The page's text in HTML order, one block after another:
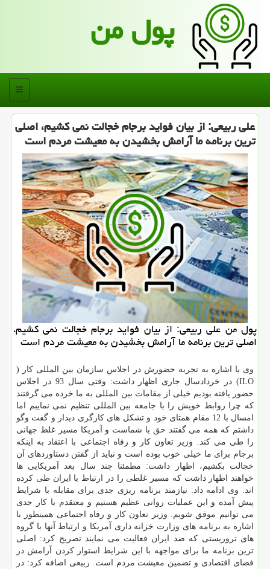
پول من
منو
علی ربیعی: از بیان فواید برجام خجالت نمی كشیم، اصلی
ترین برنامه ما آرامش بخشیدن به معیشت مردم است
پول من علی ربیعی: از بیان فواید برجام خجالت نمی كشیم،
اصلی ترین برنامه ما آرامش بخشیدن به معیشت مردم است
وی با اشاره به تجربه حضورش در اجلاس سازمان بین المللی كار (
ILO) در خردادسال جاری اظهار داشت: وقتی سال 93 در اجلاس
حضور یافته بودیم خیلی از مقامات بین المللی به ما خرده می گرفتند
كه چرا روابط خویش را با جامعه بین المللی تنظیم نمی نماییم اما
امسال با 12 مقام همتای خود و تشكل های كارگری دیدار و گفت وگو
داشتم كه همه می گفتند حق با شماست و آمریكا مسیر غلط جهانی
را طی می كند. وزیر تعاون كار و رفاه اجتماعی با اعتقاد به اینكه
برجام برای ما خیلی خوب بوده است و نباید از گفتن دستاوردهای آن
خجالت بكشیم، اظهار داشت: مطمئنا چند سال بعد آمریكایی ها
خواهند اظهار داشت كه مسیر غلطی را در ارتباط با ایران طی كرده
اند. وی ادامه داد: نیازمند برنامه ریزی جدی برای مقابله با شرایط
پیش آمده و این عملیات روانی عظیم هستیم و معتقدم با كار جدی
می توانیم موفق شویم. وزیر تعاون كار و رفاه اجتماعی همینطور با
اشاره به برنامه های وزارت خزانه داری آمریكا و ارتباط آنها با گروه
های تروریستی كه ضد ایران فعالیت می نمایند تصریح كرد: اصلی
ترین برنامه ما برای مواجهه با این شرایط استوار كردن آرامش در
فضای اقتصادی و تضمین معیشت مردم است. ربیعی اضافه كرد: در